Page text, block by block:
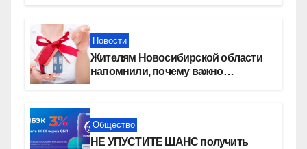
Новости
Жителям Новосибирской области
напомнили, почему важно
Общество
НЕ УПУСТИТЕ ШАНС получить